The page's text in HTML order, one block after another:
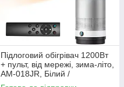
Підлоговий обігрівач 1200Вт
+ пульт, від мережі, зима-літо,
AM-018JR, Білий /
Електричний